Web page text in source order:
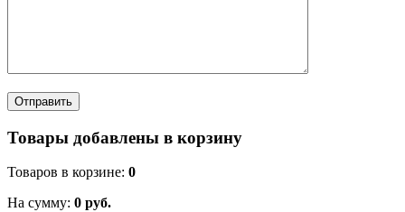
Товары добавлены в корзину
Товаров в корзине: 0
На сумму: 0 руб.